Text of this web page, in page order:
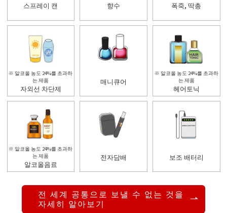
스프레이 캔 향수 폭죽, 딱총
※ 알코올 농도 24%를 초과하
는 제품
자외선 차단제
매니큐어
※ 알코올 농도 24%를 초과하
는 제품
헤어토닉
※ 알코올 농도 24%를 초과하
는 제품
알코올음료
전자담배 보조 배터리
전 세계 공통으로 보낼 수 없는 것을
자세히 알아보기